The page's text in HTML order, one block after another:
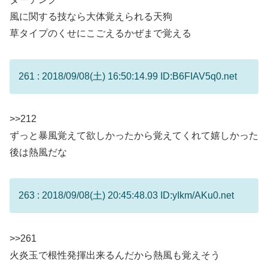
風に関する技なら大体覚えられる天狗
草タイプのくせにこごえるかぜまで覚える
261 : 2018/09/08(土) 16:50:14.99 ID:B6FIAV5q0.net
>>212
ずっと暴風覚えて欲しかったから覚えてくれて嬉しかった
後は熱風だな
263 : 2018/09/08(土) 20:45:48.03 ID:yIkm/AKu0.net
>>261
火炎玉で根性発揮出来るんだから熱風も覚えそう